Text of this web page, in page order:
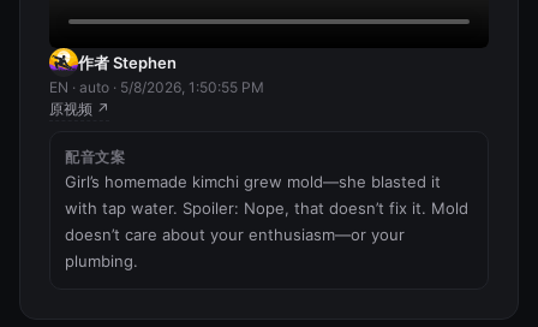
作者 Stephen
EN · auto · 5/8/2026, 1:50:55 PM
原视频 ↗
配音文案
Girl’s homemade kimchi grew mold—she blasted it
with tap water. Spoiler: Nope, that doesn’t fix it. Mold
doesn’t care about your enthusiasm—or your
plumbing.